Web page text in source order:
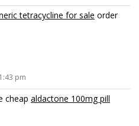
tetracycline for sale order
pm
cheap aldactone 100mg pill